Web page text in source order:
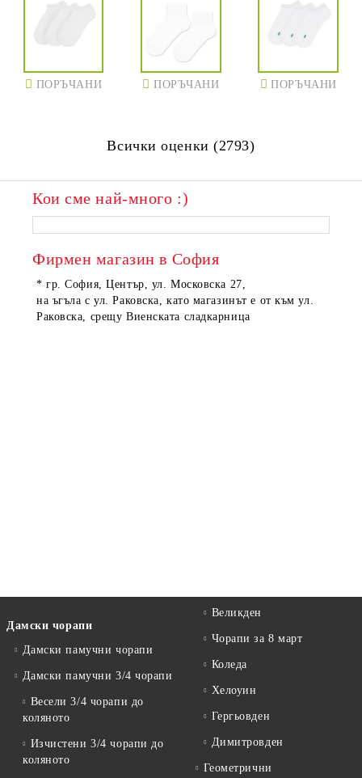
ПОРЪЧАНИ ПОРЪЧАНИ ПОРЪЧАНИ
Всички оценки (2793)
Кои сме най-много :)
Фирмен магазин в София
* гр. София, Център, ул. Московска 27,
на ъгъла с ул. Раковска, като магазинът е от към ул.
Раковска, срещу Виенската сладкарница
Дамски чорапи
Дамски памучни чорапи
Дамски памучни 3/4 чорапи
Весели 3/4 чорапи до
коляното
Изчистени 3/4 чорапи до
коляното
Великден
Чорапи за 8 март
Коледа
Хелоуин
Гергьовден
Димитровден
Геометрични